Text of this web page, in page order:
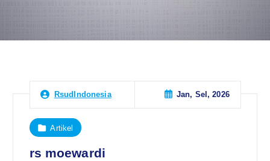
RsudIndonesia Jan, Sel, 2026
Artikel
rs moewardi